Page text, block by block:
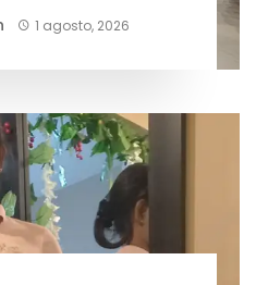
para el sector
1 agosto, 2026